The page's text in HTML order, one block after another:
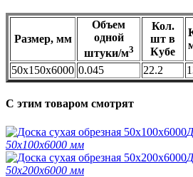
Размер, мм
Объем
одной
штуки/м3
Кол.
шт в
Кубе
50х150х6000 0.045 22.2
C этим товаром смотрят
50х100х6000 мм
50х200х6000 мм